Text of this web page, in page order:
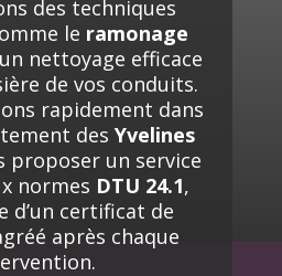
des techniques
le ramonage
un nettoyage efficace
de vos conduits.
rapidement dans
desYvelines
proposer un service
normes DTU 24.1,
d’un certificat de
après chaque